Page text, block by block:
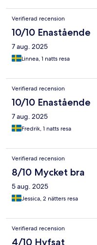
Verifierad recension
10/10 Enastående
7 aug. 2025
Linnea, 1 natts resa
Verifierad recension
10/10 Enastående
7 aug. 2025
Fredrik, 1 natts resa
Verifierad recension
8/10 Mycket bra
5 aug. 2025
Jessica, 2 nätters resa
Verifierad recension
4/10 Hyfsat